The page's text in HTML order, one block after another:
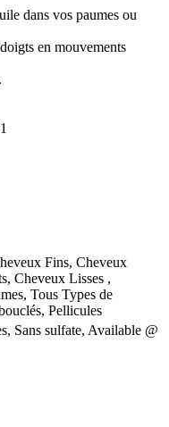
dans vos paumes ou
en mouvements
Fins, Cheveux
Cheveux Lisses ,
Tous Types de
Pellicules
Sans sulfate, Available @